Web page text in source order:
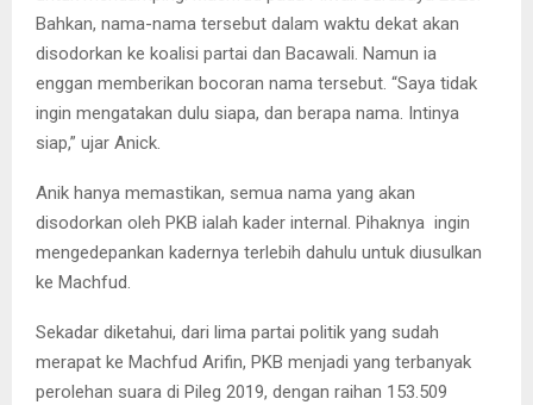
Bahkan, nama-nama tersebut dalam waktu dekat akan
disodorkan ke koalisi partai dan Bacawali. Namun ia
enggan memberikan bocoran nama tersebut. “Saya tidak
ingin mengatakan dulu siapa, dan berapa nama. Intinya
siap,” ujar Anick.
Anik hanya memastikan, semua nama yang akan
disodorkan oleh PKB ialah kader internal. Pihaknya ingin
mengedepankan kadernya terlebih dahulu untuk diusulkan
ke Machfud.
Sekadar diketahui, dari lima partai politik yang sudah
merapat ke Machfud Arifin, PKB menjadi yang terbanyak
perolehan suara di Pileg 2019, dengan raihan 153.509